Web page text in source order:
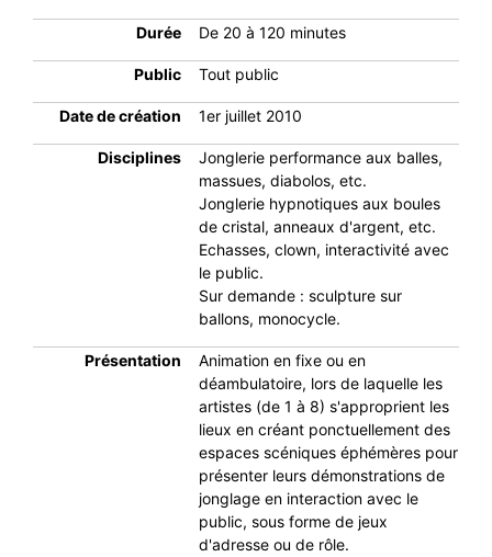
Durée De 20 à 120 minutes
Public Tout public
Date de création 1er juillet 2010
Disciplines
Jonglerie performance aux balles,
massues, diabolos, etc.
Jonglerie hypnotiques aux boules
de cristal, anneaux d'argent, etc.
Echasses, clown, interactivité avec
le public.
Sur demande : sculpture sur
ballons, monocycle.
Présentation
Animation en fixe ou en
déambulatoire, lors de laquelle les
artistes (de 1 à 8) s'approprient les
lieux en créant ponctuellement des
espaces scéniques éphémères pour
présenter leurs démonstrations de
jonglage en interaction avec le
public, sous forme de jeux
d'adresse ou de rôle.